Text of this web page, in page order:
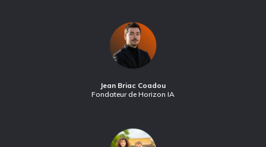
Jean Briac Coadou
Fondateur de Horizon IA